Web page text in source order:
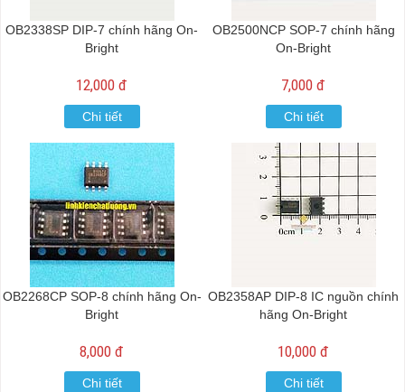
OB2338SP DIP-7 chính hãng On-
Bright
12,000 đ
Chi tiết
OB2500NCP SOP-7 chính hãng
On-Bright
7,000 đ
Chi tiết
OB2268CP SOP-8 chính hãng On-
Bright
8,000 đ
Chi tiết
OB2358AP DIP-8 IC nguồn chính
hãng On-Bright
10,000 đ
Chi tiết